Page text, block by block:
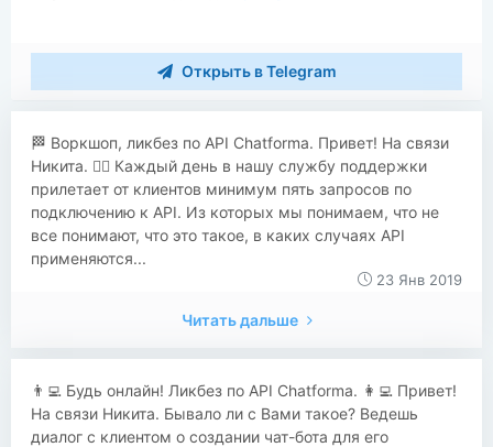
Открыть в Telegram
​​🏁 Воркшоп, ликбез по API Chatforma. Привет! На связи
Никита. ✌🏻 Каждый день в нашу службу поддержки
прилетает от клиентов минимум пять запросов по
подключению к API. Из которых мы понимаем, что не
все понимают, что это такое, в каких случаях API
применяются...
23 Янв 2019
Читать дальше
​​👨‍💻 Будь онлайн! Ликбез по API Chatforma. 👩‍💻 Привет!
На связи Никита. Бывало ли с Вами такое? Ведешь
диалог с клиентом о создании чат-бота для его